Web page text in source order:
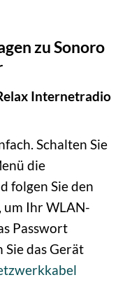
zu Sonoro
Internetradio
Schalten Sie
die
folgen Sie den
um Ihr WLAN-
Passwort
das Gerät